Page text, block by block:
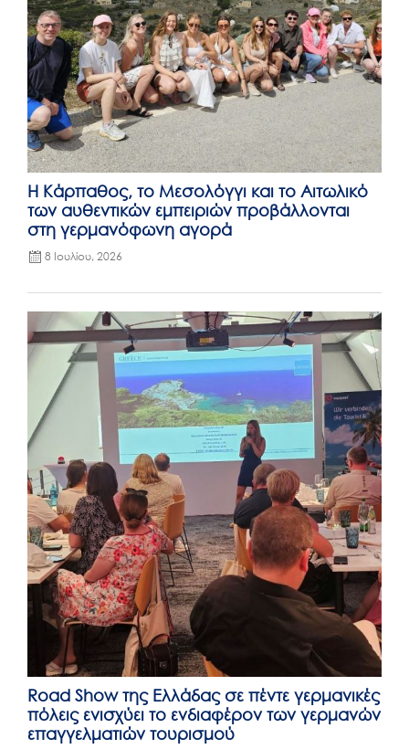
Η Κάρπαθος, το Μεσολόγγι και το Αιτωλικό
των αυθεντικών εμπειριών προβάλλονται
στη γερμανόφωνη αγορά
8 Ιουλίου, 2026
Roαd Show της Ελλάδας σε πέντε γερμανικές
πόλεις ενισχύει το ενδιαφέρον των γερμανών
επαγγελματιών τουρισμού
Posted
on